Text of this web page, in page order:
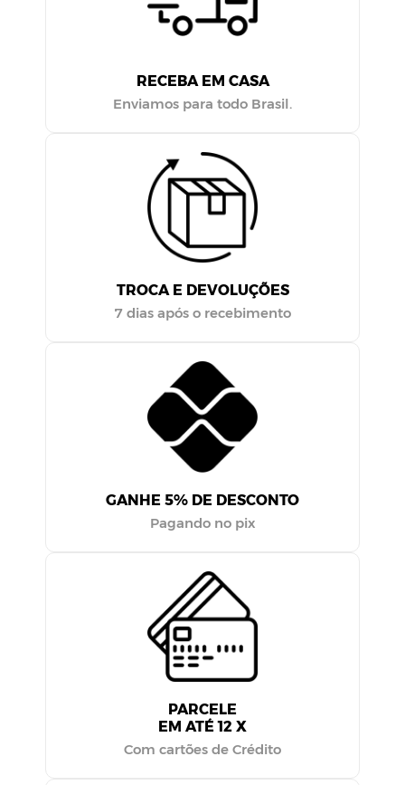
RECEBA EM CASA
Enviamos para todo Brasil.
TROCA E DEVOLUÇÕES
7 dias após o recebimento
GANHE 5% DE DESCONTO
Pagando no pix
PARCELE
EM ATÉ 12 X
Com cartões de Crédito